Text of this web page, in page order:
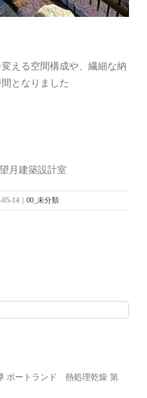
える空間構成や、繊細な納
となりました
月建築設計室
05-14 | 00_未分類
ポートランド 熱処理乾燥 第